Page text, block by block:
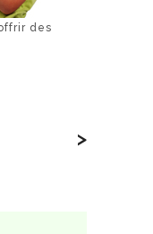
des
>